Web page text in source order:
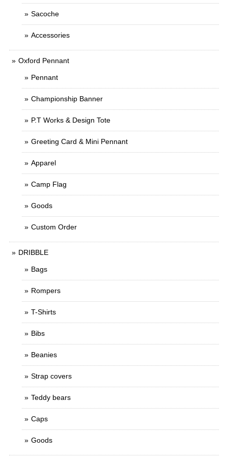
Sacoche
Accessories
Oxford Pennant
Pennant
Championship Banner
P.T Works & Design Tote
Greeting Card & Mini Pennant
Apparel
Camp Flag
Goods
Custom Order
DRIBBLE
Bags
Rompers
T-Shirts
Bibs
Beanies
Strap covers
Teddy bears
Caps
Goods